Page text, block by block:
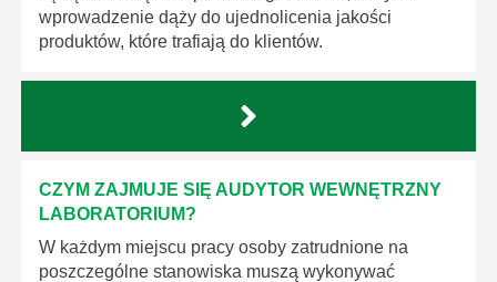
wprowadzenie dąży do ujednolicenia jakości
produktów, które trafiają do klientów.
CZYM ZAJMUJE SIĘ AUDYTOR WEWNĘTRZNY
LABORATORIUM?
W każdym miejscu pracy osoby zatrudnione na
poszczególne stanowiska muszą wykonywać